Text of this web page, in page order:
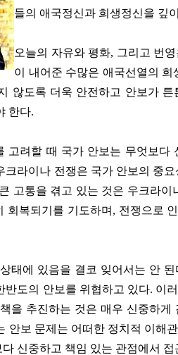
들의 애국정신과 희생정신을 깊
오늘의 자유와 평화, 그리고 번
이 내어준 수많은 애국선열의
않도록 더욱 안전하고 안보가 튼
한다.
고려할 때 국가 안보는 무엇보다
크라이나 전쟁은 국가 안보의 중
고통을 겪고 있는 것은 우크라이
회복되기를 기도하며 , 전쟁으로
태에 있음을 결코 잊어서는 안 된
반도의 안보를 위협하고 있다. 이
을 추진하는 것은 매우 신중하게
안보 문제는 어떠한 정치적 이해
신중하고 책임 있는 관점에서 접